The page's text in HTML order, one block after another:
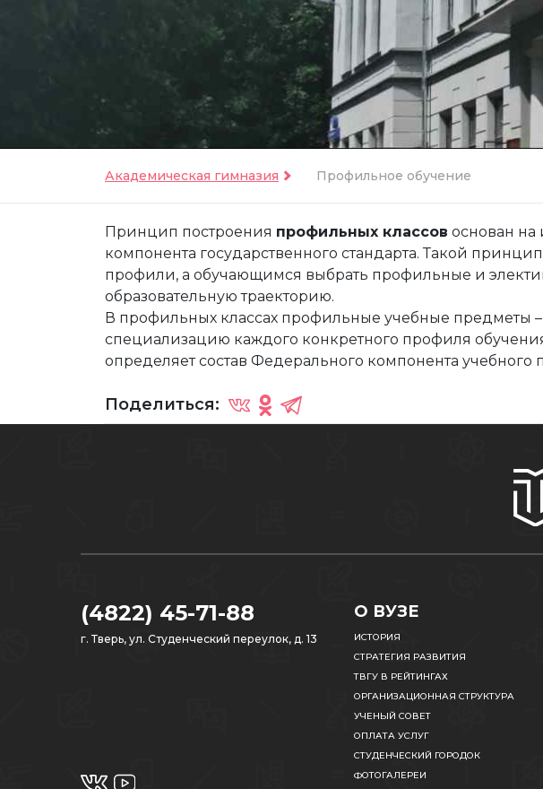
Академическая гимназия Профильное обучение
Принцип построения профильных классов основан на
компонента государственного стандарта. Такой
профили, а обучающимся выбрать профильные и
образовательную траекторию.
В профильных классах профильные учебные предметы
специализацию каждого конкретного профиля
определяет состав Федерального компонента учебного
Поделиться:
(4822) 45-71-88
г. Тверь, ул. Студенческий переулок, д. 13
О ВУЗЕ
ИСТОРИЯ
СТРАТЕГИЯ РАЗВИТИЯ
ТВГУ В РЕЙТИНГАХ
ОРГАНИЗАЦИОННАЯ СТРУКТУРА
УЧЕНЫЙ СОВЕТ
ОПЛАТА УСЛУГ
СТУДЕНЧЕСКИЙ ГОРОДОК
ФОТОГАЛЕРЕИ